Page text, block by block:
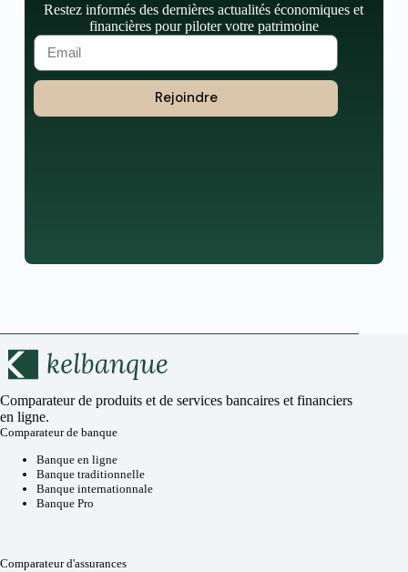
Restez informés des dernières actualités économiques et
financières pour piloter votre patrimoine
Rejoindre
Comparateur de produits et de services bancaires et financiers
en ligne.
Comparateur de banque
Banque en ligne
Banque traditionnelle
Banque internationnale
Banque Pro
Comparateur d'assurances